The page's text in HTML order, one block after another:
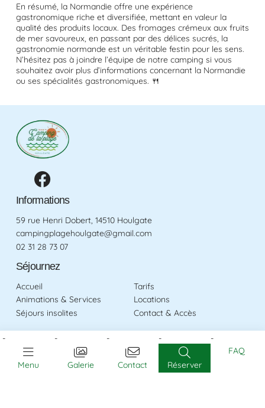
Menu Galerie Contact Réserver
FAQ
En résumé, la Normandie offre une expérience
gastronomique riche et diversifiée, mettant en valeur la
qualité des produits locaux. Des fromages crémeux aux fruits
de mer savoureux, en passant par des délices sucrés, la
gastronomie normande est un véritable festin pour les sens.
N’hésitez pas à joindre l’équipe de notre camping si vous
souhaitez avoir plus d’informations concernant la Normandie
ou ses spécialités gastronomiques. 🍴
Informations
59 rue Henri Dobert, 14510 Houlgate
campingplagehoulgate@gmail.com
02 31 28 73 07
Séjournez
Accueil
Animations & Services
Séjours insolites
Tarifs
Locations
Contact & Accès
Alentours
Galerie photos